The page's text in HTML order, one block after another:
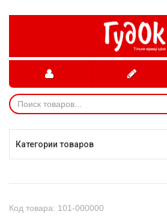
Категории товаров
Код товара: 101-000000